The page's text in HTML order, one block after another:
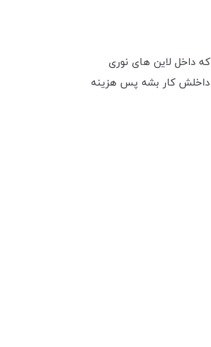
داخل لاین های نوری
که اینجا نوشه میشه برای هر لاین ریسه هستش اگر پروفیل شما نیاز داره که ۲ لاین ریسه داخلش کار بشه پس هزینه